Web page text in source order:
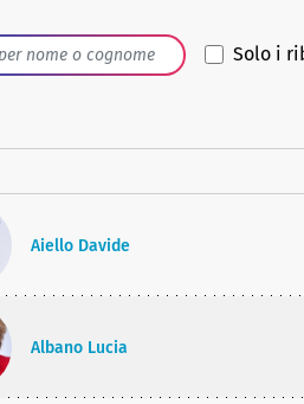
Solo i
Aiello Davide
Albano Lucia